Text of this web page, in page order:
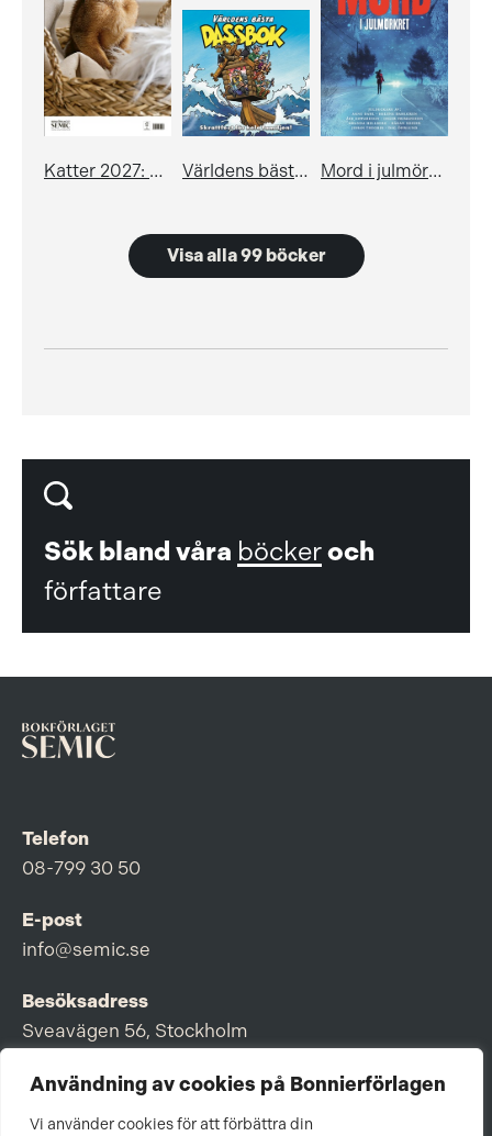
Användning av cookies på Bonnierförlagen
Vi använder cookies för att förbättra din
Katter 2027: planeringskalender Världens bästa dassbok 2 Mord i julmörkret
Visa alla 99 böcker
Sök bland våra böckeroch
författare
Telefon
08-799 30 50
E-post
info@semic.se
Besöksadress
Sveavägen 56, Stockholm
Postadress
Box 3159, 103 63 Stockholm